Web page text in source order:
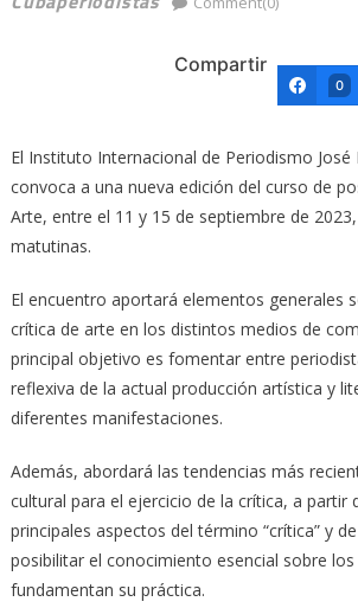
Compartir
0
El Instituto Internacional de Periodismo José
convoca a una nueva edición del curso de
Arte, entre el 11 y 15 de septiembre de
matutinas.
El encuentro aportará elementos generales
crítica de arte en los distintos medios de
principal objetivo es fomentar entre
reflexiva de la actual producción artística y
diferentes manifestaciones.
Además, abordará las tendencias más
cultural para el ejercicio de la crítica, a partir
principales aspectos del término “crítica” y
posibilitar el conocimiento esencial sobre
fundamentan su práctica.